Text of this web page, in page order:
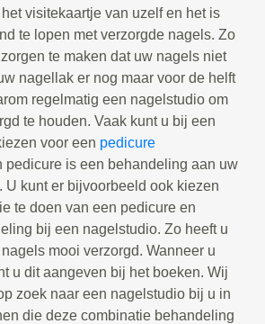
visitekaartje van uzelf en het is
te lopen met verzorgde nagels. Zo
te maken dat uw nagels niet
nagellak er nog maar voor de helft
regelmatig een nagelstudio om
te houden. Vaak kunt u bij een
voor een pedicure
pedicure is een behandeling aan uw
U kunt er bijvoorbeeld ook kiezen
te doen van een pedicure en
bij een nagelstudio. Zo heeft u
mooi verzorgd. Wanneer u
u dit aangeven bij het boeken. Wij
zoek naar een nagelstudio bij u in
die deze combinatie behandeling